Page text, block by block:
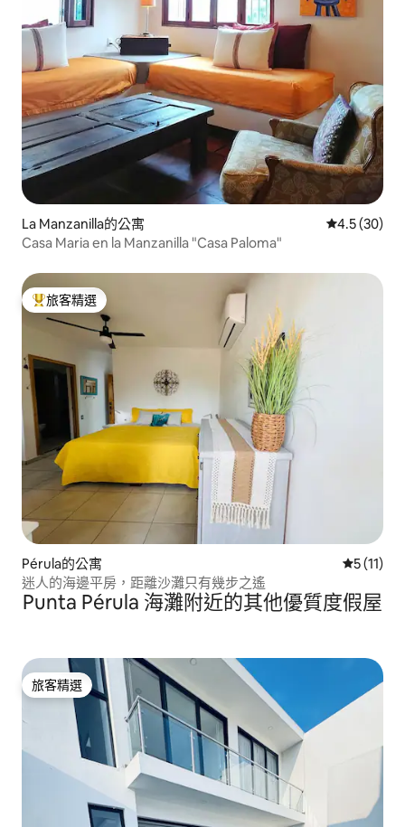
La Manzanilla的公寓 從 30 則評
4.5 (30)
Casa Maria en la Manzanilla "Casa Paloma"
旅客精選榜首
旅客精選
Pérula的公寓 從 11 則
5 (11)
迷人的海邊平房，距離沙灘只有幾步之遙
Punta Pérula 海灘附近的其他優質度假屋
旅客精選
旅客精選